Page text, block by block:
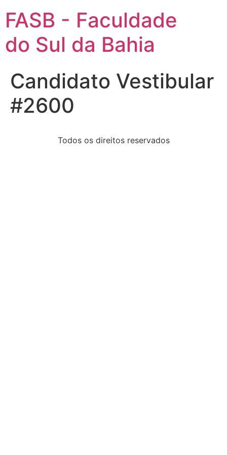
FASB - Faculdade
do Sul da Bahia
Candidato Vestibular
#2600
Todos os direitos reservados